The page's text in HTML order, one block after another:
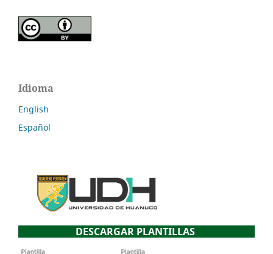
Idioma
English
Español
DESCARGAR PLANTILLAS